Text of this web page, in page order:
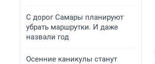
С дорог Самары планируют
убрать маршрутки. И даже
назвали год
Осенние каникулы станут